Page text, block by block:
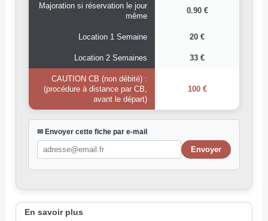
Majoration si réservation le jour
même
0.90 €
Location 1 Semaine 20 €
Location 2 Semaines 33 €
CAUTION CB (non débité) :
(procédure à distance par CB,
avant le départ)
100 €
✉ Envoyer cette fiche par e-mail
En savoir plus